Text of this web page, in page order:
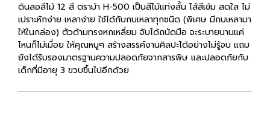
ดินสอสีไม้ 12 สี ตราม้า H-500 เป็นสีไม้แท่งสั้น ไส้สีเข้ม สดใส ไม่
เปราะหักง่าย เหลาง่าย ใช้ได้กับกบเหลาทุกชนิด (พิเศษ มีกบเหลามา
ให้ในกล่อง) ตัวด้ามทรงหกเหลี่ยม จับได้ถนัดมือ จะระบายนานแค่
ไหนก็ไม่เมื่อย ให้คุณหนูๆ สร้างสรรค์งานศิลปะได้อย่างไม่รู้จบ แถม
ยังได้รับรองมาตรฐานความปลอดภัยจากสารพิษ และปลอดภัยกับ
เด็กที่มีอายุ 3 ขวบขึ้นไปอีกด้วย